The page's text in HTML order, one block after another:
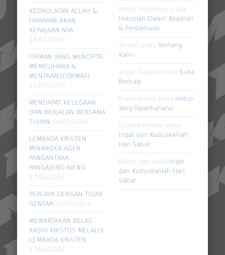
KEDAULATAN ALLAH &
HARAPAN AKAN
KERAJAAN-NYA
18/07/2026
FIRMAN YANG MENCIPTA,
MEMELIHARA &
MENTRANSFORMASI
11/07/2026
MENDAPAT KELEGAAN
DAN BERJALAN BERSAMA
TUHAN 04/07/2026
LEMBAGA KRISTEN
MINANGKA AGEN
PANGANTARA
PANGAJENG-AJENG
27/06/2026
PERCAYA DENGAN TIDAK
GENTAR 20/06/2026
MEWARTAKAN BELAS
KASIH KRISTUS MELALUI
LEMBAGA KRISTEN
13/06/2026
Maryo Manjaruni pada
Hiduplah Dalam Keadilan
& Perdamaian
Yoseph padaTentang
Kami
Yusak Sugiato pada Suka
Berbagi
Praptowiloso pada Hidup
Yang Diperbaharui
Susilowatikadir pada
Ingat dan Kuduskanlah
Hari Sabat
Noldy_liwe pada
Ingat
dan Kuduskanlah Hari
Sabat